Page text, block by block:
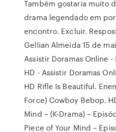
Também gostaria muito
drama legendado em
encontro. Excluir.
Gellian Almeida 15 de
Assistir Doramas Online
HD - Assistir Doramas
HD Rifle Is Beautiful.
Force) Cowboy Bebop.
Mind – (K-Drama) –
Piece of Your Mind –